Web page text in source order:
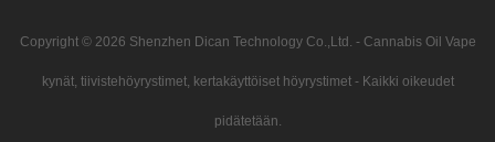
Copyright © 2026 Shenzhen Dican Technology Co.,Ltd. - Cannabis Oil Vape
kynät, tiivistehöyrystimet, kertakäyttöiset höyrystimet - Kaikki oikeudet
pidätetään.